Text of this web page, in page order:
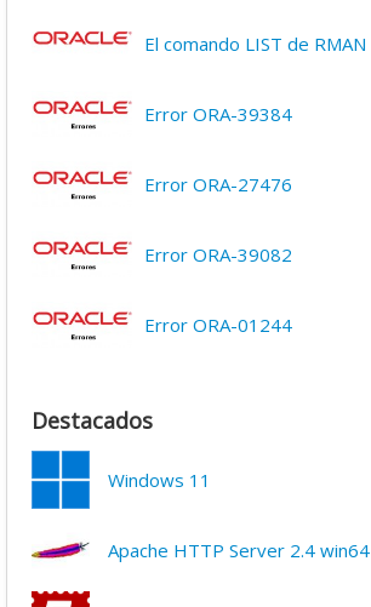
El comando LIST de RMAN
Error ORA-39384
Error ORA-27476
Error ORA-39082
Error ORA-01244
Destacados
Windows 11
Apache HTTP Server 2.4 win64